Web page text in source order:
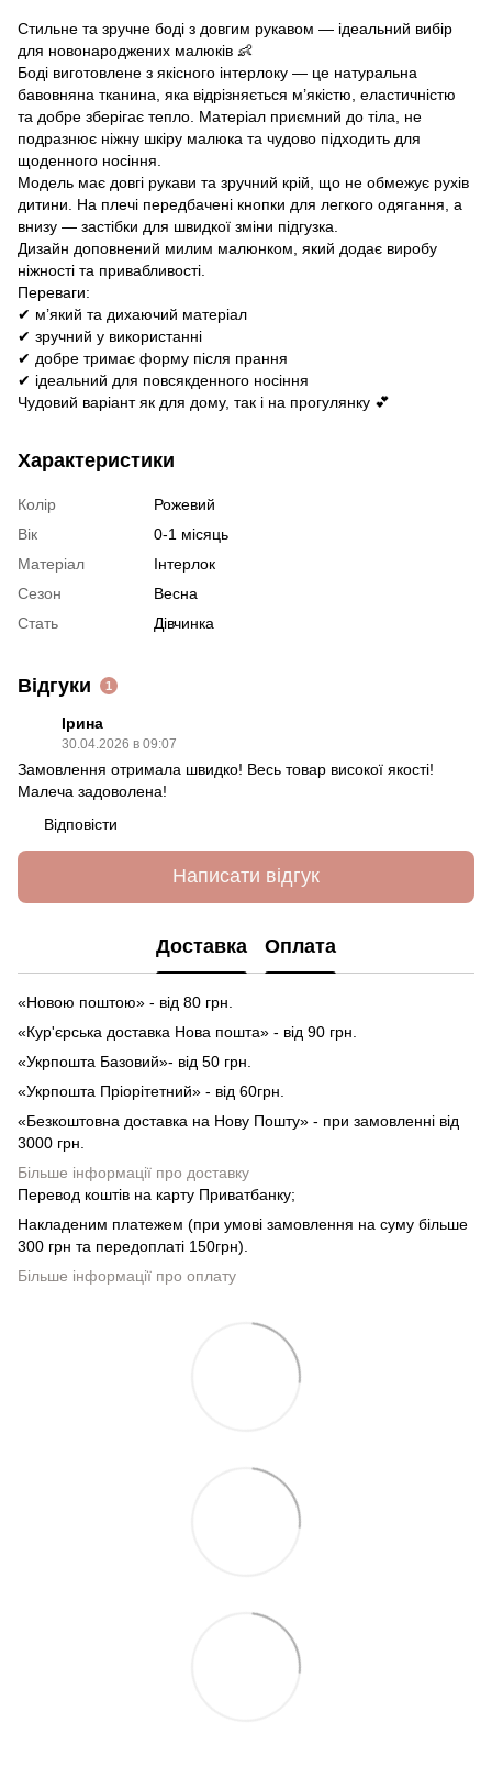
Стильне та зручне боді з довгим рукавом — ідеальний вибір
для новонароджених малюків 👶
Боді виготовлене з якісного інтерлоку — це натуральна
бавовняна тканина, яка відрізняється м’якістю, еластичністю
та добре зберігає тепло. Матеріал приємний до тіла, не
подразнює ніжну шкіру малюка та чудово підходить для
щоденного носіння.
Модель має довгі рукави та зручний крій, що не обмежує рухів
дитини. На плечі передбачені кнопки для легкого одягання, а
внизу — застібки для швидкої зміни підгузка.
Дизайн доповнений милим малюнком, який додає виробу
ніжності та привабливості.
Переваги:
✔ м’який та дихаючий матеріал
✔ зручний у використанні
✔ добре тримає форму після прання
✔ ідеальний для повсякденного носіння
Чудовий варіант як для дому, так і на прогулянку 💕
Характеристики
Колір
Рожевий
Вік
0-1 місяць
Матеріал
Інтерлок
Сезон
Весна
Стать
Дівчинка
Відгуки 1
Ірина
30.04.2026 в 09:07
Замовлення отримала швидко! Весь товар високої якості!
Малеча задоволена!
Відповісти
Написати відгук
Доставка Оплата
«Новою поштою» - від 80 грн.
«Кур'єрська доставка Нова пошта» - від 90 грн.
«Укрпошта Базовий»- від 50 грн.
«Укрпошта Пріорітетний» - від 60грн.
«Безкоштовна доставка на Нову Пошту» - при замовленні від
3000 грн.
Більше інформації про доставку
Перевод коштів на карту Приватбанку;
Накладеним платежем (при умові замовлення на суму більше
300 грн та передоплаті 150грн).
Більше інформації про оплату